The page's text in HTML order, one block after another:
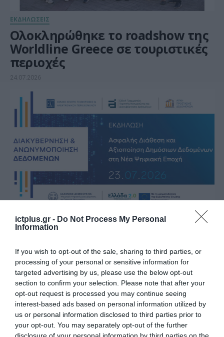
ictplus.gr - Do Not Process My Personal
Information
If you wish to opt-out of the sale, sharing to third parties, or
processing of your personal or sensitive information for
targeted advertising by us, please use the below opt-out
section to confirm your selection. Please note that after your
opt-out request is processed you may continue seeing
interest-based ads based on personal information utilized by
us or personal information disclosed to third parties prior to
your opt-out. You may separately opt-out of the further
ΕΚΔΗΛΩΣΕΙΣ
Ολοκληρώθηκε το roadshow της
Worldline Greece σε τουριστικές
περιοχές
24.07.2026
ΕΚΔΗΛΩΣΕΙΣ
Εκδήλωση για την ασφαλή
διάθεση και αξιοποίηση
δημόσιων δεδομένων στη νέα
ψηφιακή εποχή
23.07.2026